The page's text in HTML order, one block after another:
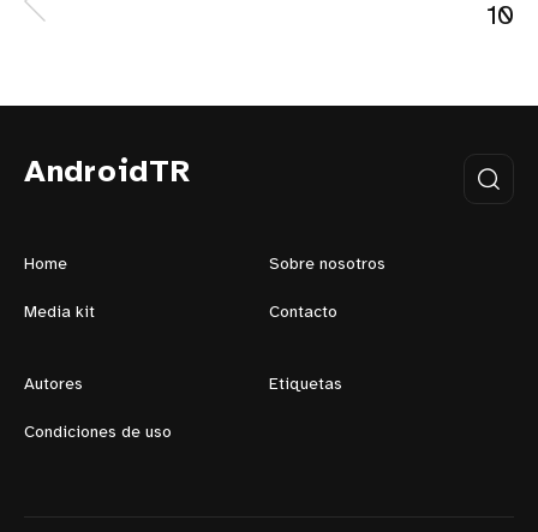
10
AndroidTR
Home Sobre nosotros
Media kit Contacto
Autores Etiquetas
Condiciones de uso